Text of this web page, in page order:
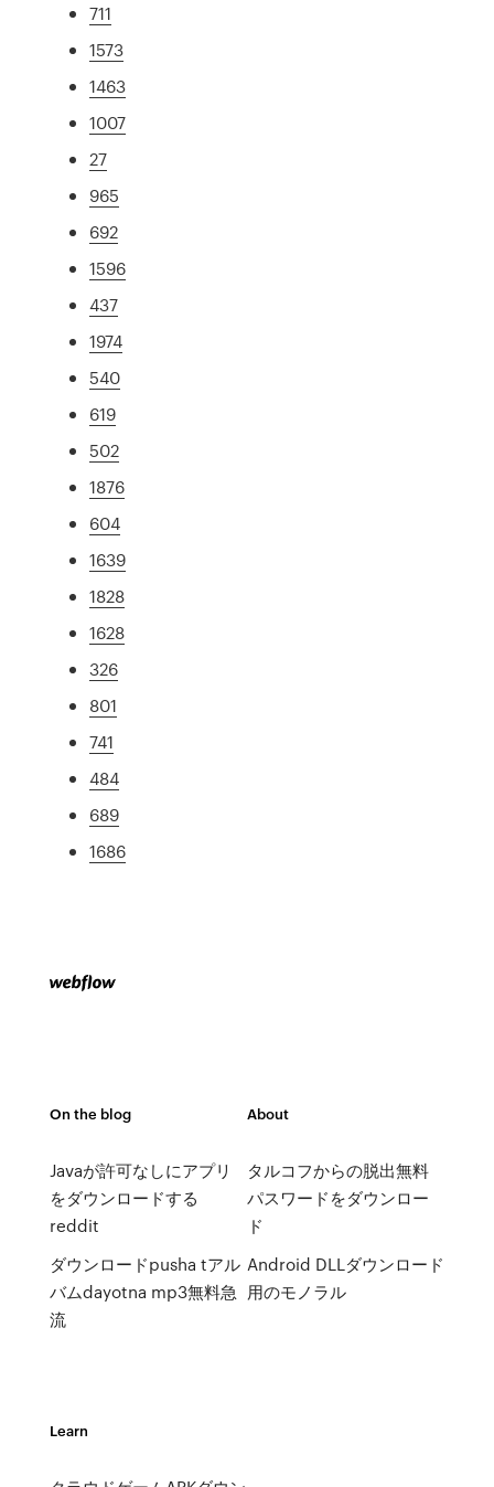
711
1573
1463
1007
27
965
692
1596
437
1974
540
619
502
1876
604
1639
1828
1628
326
801
741
484
689
1686
On the blog
Javaが許可なしにアプリ
をダウンロードする
reddit
ダウンロードpusha tアル
バムdayotna mp3無料急
流
About
タルコフからの脱出無料
パスワードをダウンロー
ド
Android DLLダウンロード
用のモノラル
Learn